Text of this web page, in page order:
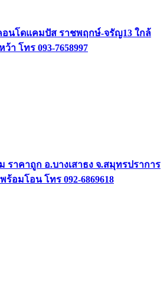
อนโดแคมปัส ราชพฤกษ์-จรัญ13 ใกล้
า โทร 093-7658997
ราคาถูก อ.บางเสาธง จ.สมุทรปราการ
ร้อมโอน โทร 092-6869618